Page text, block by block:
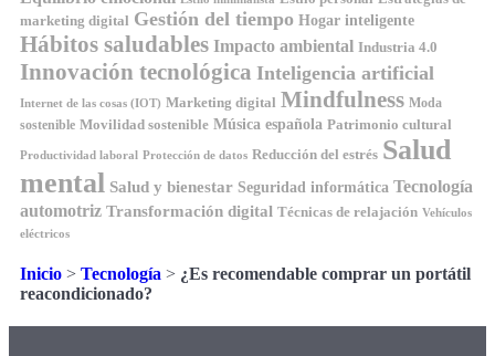
marketing digital Gestión del tiempo Hogar inteligente
Hábitos saludables Impacto ambiental Industria 4.0
Innovación tecnológica Inteligencia artificial
Internet de las cosas (IOT) Marketing digital Mindfulness Moda
sostenible Movilidad sostenible Música española Patrimonio cultural
Productividad laboral Protección de datos Reducción del estrés Salud
mental Salud y bienestar Seguridad informática Tecnología
automotriz Transformación digital Técnicas de relajación Vehículos
eléctricos
Inicio > Tecnología > ¿Es recomendable comprar un portátil
reacondicionado?